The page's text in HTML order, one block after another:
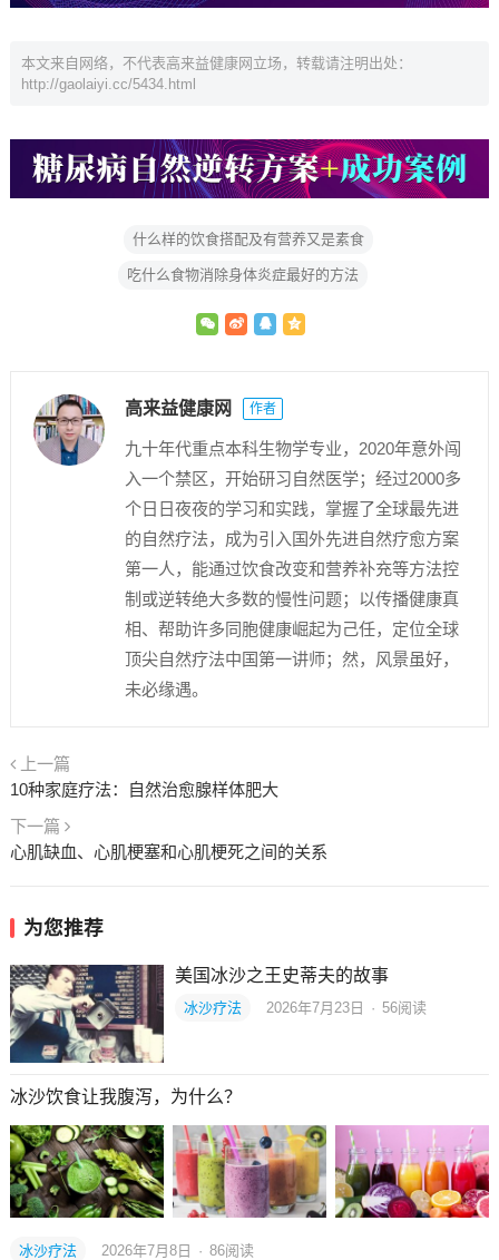
本文来自网络，不代表高来益健康网立场，转载请注明出处：
http://gaolaiyi.cc/5434.html
什么样的饮食搭配及有营养又是素食
吃什么食物消除身体炎症最好的方法
高来益健康网 作者
九十年代重点本科生物学专业，2020年意外闯
入一个禁区，开始研习自然医学；经过2000多
个日日夜夜的学习和实践，掌握了全球最先进
的自然疗法，成为引入国外先进自然疗愈方案
第一人，能通过饮食改变和营养补充等方法控
制或逆转绝大多数的慢性问题；以传播健康真
相、帮助许多同胞健康崛起为己任，定位全球
顶尖自然疗法中国第一讲师；然，风景虽好，
未必缘遇。
上一篇
10种家庭疗法：自然治愈腺样体肥大
下一篇
心肌缺血、心肌梗塞和心肌梗死之间的关系
为您推荐
美国冰沙之王史蒂夫的故事
冰沙疗法 2026年7月23日 · 56阅读
冰沙饮食让我腹泻，为什么？
冰沙疗法 2026年7月8日 · 86阅读